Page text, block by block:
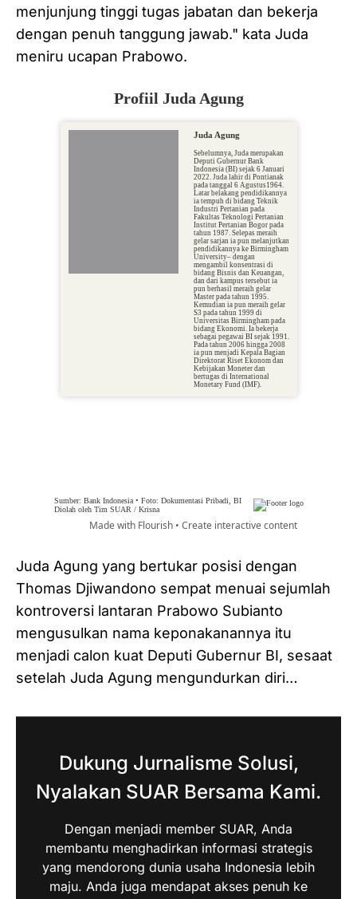
menjunjung tinggi tugas jabatan dan bekerja
dengan penuh tanggung jawab." kata Juda
meniru ucapan Prabowo.
Juda Agung yang bertukar posisi dengan
Thomas Djiwandono sempat menuai sejumlah
kontroversi lantaran Prabowo Subianto
mengusulkan nama keponakanannya itu
menjadi calon kuat Deputi Gubernur BI, sesaat
setelah Juda Agung mengundurkan diri…
Dukung Jurnalisme Solusi,
Nyalakan SUAR Bersama Kami.
Dengan menjadi member SUAR, Anda
membantu menghadirkan informasi strategis
yang mendorong dunia usaha Indonesia lebih
maju. Anda juga mendapat akses penuh ke